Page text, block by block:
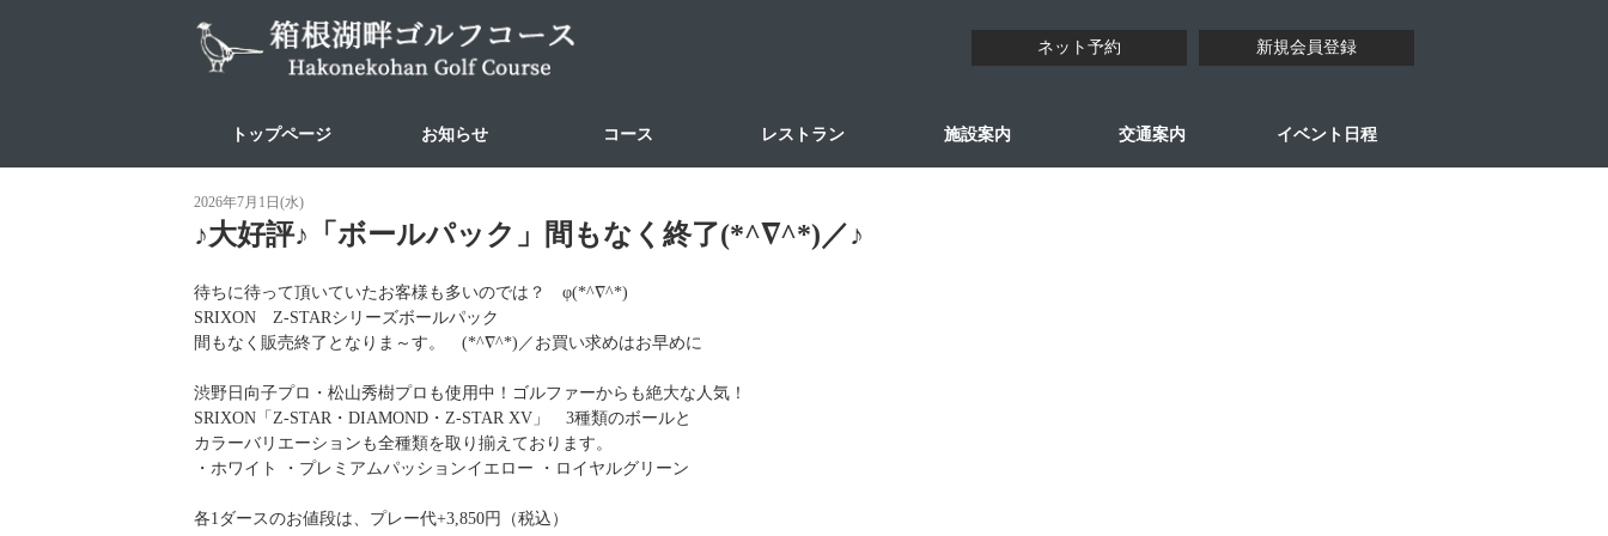
ネット予約 新規会員登録
トップページ お知らせ コース レストラン 施設案内 交通案内 イベント日程
2026年7月1日(水)
♪大好評♪「ボールパック」間もなく終了(*^∇^*)／♪
待ちに待って頂いていたお客様も多いのでは？ φ(*^∇^*)
SRIXON Z-STARシリーズボールパック
間もなく販売終了となりま～す。 (*^∇^*)／お買い求めはお早めに
渋野日向子プロ・松山秀樹プロも使用中！ゴルファーからも絶大な人気！
SRIXON「Z-STAR・DIAMOND・Z-STAR XV」 3種類のボールと
カラーバリエーションも全種類を取り揃えております。
・ホワイト ・プレミアムパッションイエロー ・ロイヤルグリーン
各1ダースのお値段は、プレー代+3,850円（税込）